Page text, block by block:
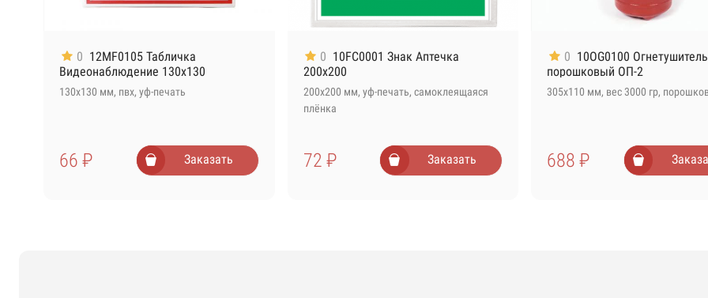
0 12MF0105 Табличка
Видеонаблюдение 130х130
130х130 мм, пвх, уф-печать
66 ₽ Заказать
0 10FC0001 Знак Аптечка
200х200
200х200 мм, уф-печать, самоклеящаяся
плёнка
72 ₽ Заказать
0 10OG0100 Огнетушитель
порошковый ОП-2
305х110 мм, вес 3000 гр,
688 ₽